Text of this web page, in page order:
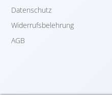
Datenschutz
Widerrufsbelehrung
AGB